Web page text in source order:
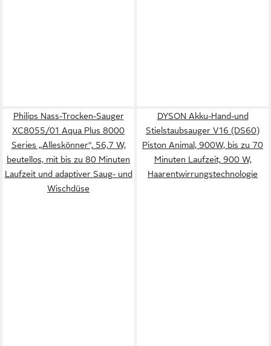
Philips Nass-Trocken-Sauger
XC8055/01 Aqua Plus 8000
Series „Alleskönner“, 56,7 W,
beutellos, mit bis zu 80 Minuten
Laufzeit und adaptiver Saug- und
Wischdüse
DYSON Akku-Hand-und
Stielstaubsauger V16 (DS60)
Piston Animal, 900W, bis zu 70
Minuten Laufzeit, 900 W,
Haarentwirrungstechnologie